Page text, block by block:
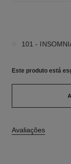
101 -
Este produto está
Avaliações